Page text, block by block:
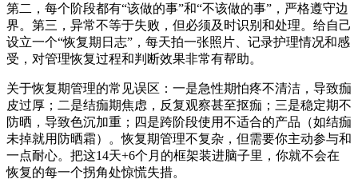
第二，每个阶段都有“该做的事”和“不该做的事”，严格遵守边
界。第三，异常不等于失败，但必须及时识别和处理。给自己
设立一个“恢复期日志”，每天拍一张照片、记录护理情况和感
受，对管理恢复过程和判断效果非常有帮助。
关于恢复期管理的常见误区：一是急性期怕疼不清洁，导致痂
皮过厚；二是结痂期焦虑，反复观察甚至抠痂；三是稳定期不
防晒，导致色沉加重；四是跨阶段使用不适合的产品（如结痂
未掉就用防晒霜）。恢复期管理不复杂，但需要你主动参与和
一点耐心。把这14天+6个月的框架装进脑子里，你就不会在
恢复的每一个拐角处惊慌失措。